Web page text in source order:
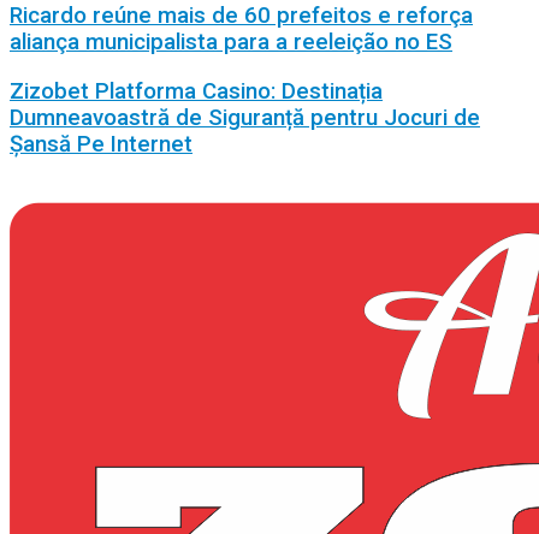
Ricardo reúne mais de 60 prefeitos e reforça
aliança municipalista para a reeleição no ES
Zizobet Platforma Casino: Destinația
Dumneavoastră de Siguranță pentru Jocuri de
Șansă Pe Internet